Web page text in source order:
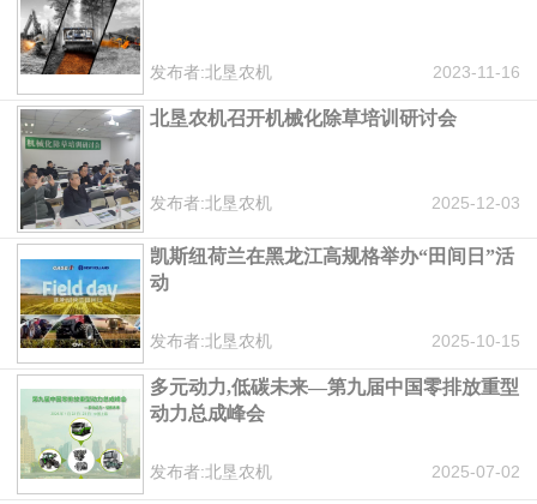
发布者:北垦农机 2023-11-16
北垦农机召开机械化除草培训研讨会
发布者:北垦农机 2025-12-03
凯斯纽荷兰在黑龙江高规格举办“田间日”活
动
发布者:北垦农机 2025-10-15
多元动力,低碳未来—第九届中国零排放重型
动力总成峰会
发布者:北垦农机 2025-07-02